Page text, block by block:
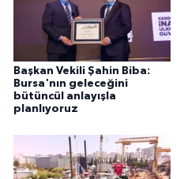
Başkan Vekili Şahin Biba:
Bursa'nın geleceğini
bütüncül anlayışla
planlıyoruz